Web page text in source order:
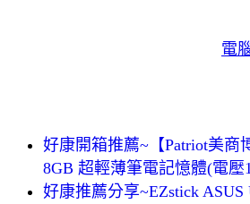
電
好康開箱推薦~【Patriot美商
8GB 超輕薄筆電記憶體(電壓
好康推薦分享~EZstick